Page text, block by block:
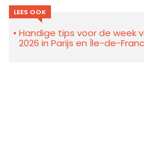
LEES OOK
Handige tips voor de week
2026 in Parijs en Île-de-